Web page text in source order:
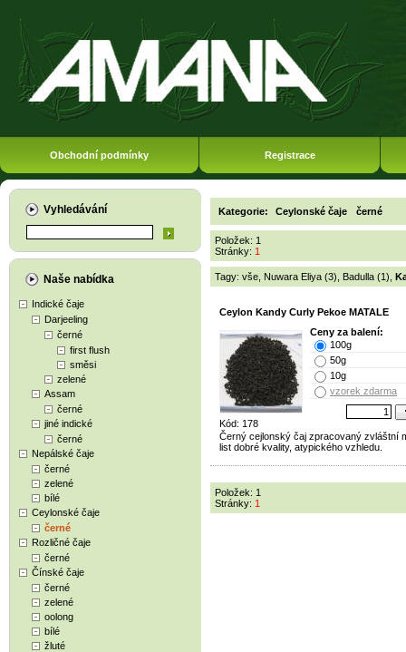
Obchodní podmínky Registrace
Vyhledávání
Naše nabídka
Indické čaje
Darjeeling
černé
first flush
směsi
zelené
Assam
černé
jiné indické
černé
Nepálské čaje
černé
zelené
bílé
Ceylonské čaje
černé
Rozličné čaje
černé
Čínské čaje
černé
zelené
oolong
bílé
žluté
Kategorie: Ceylonské čaje černé
Položek: 1
Stránky: 1
Tagy: vše Nuwara Eliya (3) Badulla (1)
Ceylon Kandy Curly Pekoe MATALE
Kód: 178
Ceny za balení:
100g
50g
10g
vzorek zdarma
Černý cejlonský čaj zpracovaný zvláštní
list dobré kvality, atypického vzhledu.
Položek: 1
Stránky: 1